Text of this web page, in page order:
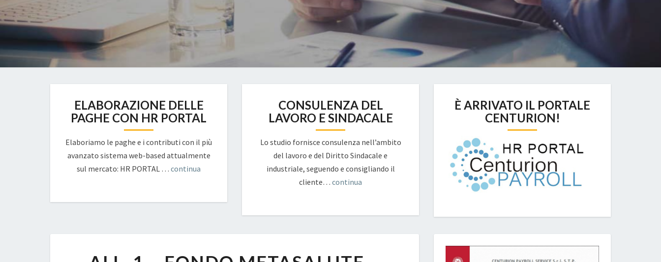
ELABORAZIONE DELLE
PAGHE CON HR PORTAL
Elaboriamo le paghe e i contributi con il più
avanzato sistema web-based attualmente
sul mercato: HR PORTAL … continua
CONSULENZA DEL
LAVORO E SINDACALE
Lo studio fornisce consulenza nell’ambito
del lavoro e del Diritto Sindacale e
industriale, seguendo e consigliando il
cliente… continua
È ARRIVATO IL PORTALE
CENTURION!